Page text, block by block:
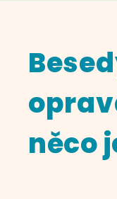
něco